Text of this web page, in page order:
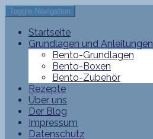
Toggle Navigation
Startseite
Grundlagen und Anleitungen
Bento-Grundlagen
Bento-Boxen
Bento-Zubehör
Rezepte
Über uns
Der Blog
Impressum
Datenschutz